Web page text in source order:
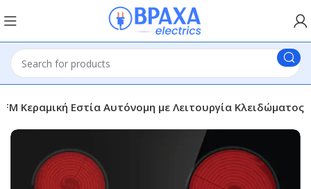
Κεραμική Εστία Αυτόνομη με Λειτουργία Κλειδώματος